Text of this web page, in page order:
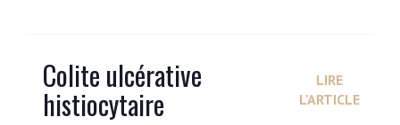
Colite ulcérative
histiocytaire
LIRE
L'ARTICLE